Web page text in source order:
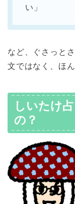
い」
など、ぐさっと
文ではなく、ほ
しいたけ
の？